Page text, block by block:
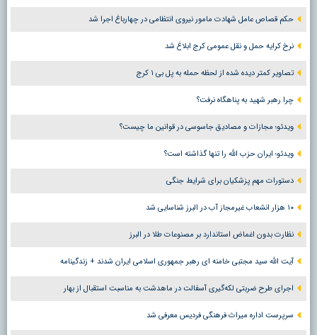
حکم قصاص عامل شهادت مامور نیروی انتظامی در چهارباغ اجرا شد
نرخ کرایه حمل و نقل عمومی کرج ابلاغ شد
تصاویر کمتر دیده شده از لحظه حمله به پل بی ۱ کرج
چرا رهبر شهید به پناهگاه نرفت؟
ویدئو؛ مجازات و مصادیق جاسوسی در قوانین ما چیست؟
ویدئو؛ ایران حزب الله را تنها گذاشته است؟
دستورات مهم پزشکیان برای شرایط جنگی
۱۰ هزار انشعاب غیرمجاز آب در البرز شناسایی شد
نظارت بدون اغماض استاندارد بر مصنوعات طلا در البرز
آیت الله سید مجتبی خامنه ای رهبر جمهوری اسلامی ایران شدند + زندگینامه
اجرای طرح ضربتی لکه‌گیری آسفالت در ماهدشت به مناسبت استقبال از بهار
سرپرست اداره میراث فرهنگی فردیس معرفی شد